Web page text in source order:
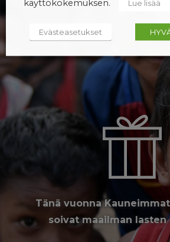
Tänä vuonna
soivat maailman lasten
käyttökokemuksen.
Lue lisää
Evästeasetukset